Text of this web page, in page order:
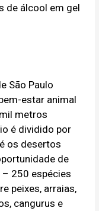
de álcool em gel
São Paulo
estar animal
metros
é dividido por
os desertos
de
250 espécies
peixes, arraias,
cangurus e